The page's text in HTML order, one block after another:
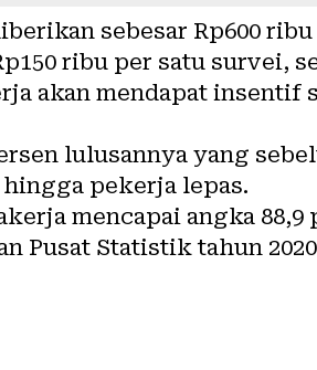
sebesar Rp600
ribu per satu survei,
akan mendapat insentif
lulusannya yang
pekerja lepas.
mencapai angka
Pusat Statistik tahun